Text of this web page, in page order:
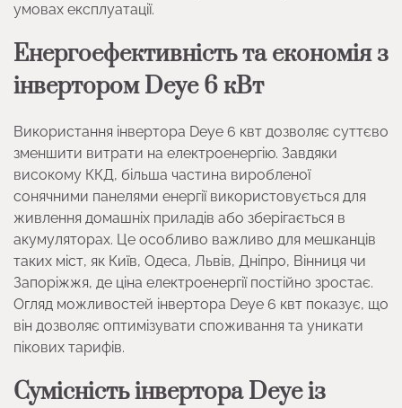
умовах експлуатації.
Енергоефективність та економія з
інвертором Deye 6 кВт
Використання інвертора Deye 6 квт дозволяє суттєво
зменшити витрати на електроенергію. Завдяки
високому ККД, більша частина виробленої
сонячними панелями енергії використовується для
живлення домашніх приладів або зберігається в
акумуляторах. Це особливо важливо для мешканців
таких міст, як Київ, Одеса, Львів, Дніпро, Вінниця чи
Запоріжжя, де ціна електроенергії постійно зростає.
Огляд можливостей інвертора Deye 6 квт показує, що
він дозволяє оптимізувати споживання та уникати
пікових тарифів.
Сумісність інвертора Deye із